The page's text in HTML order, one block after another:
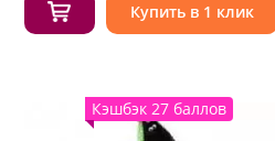
Купить в 1 клик
Кэшбэк 27 баллов